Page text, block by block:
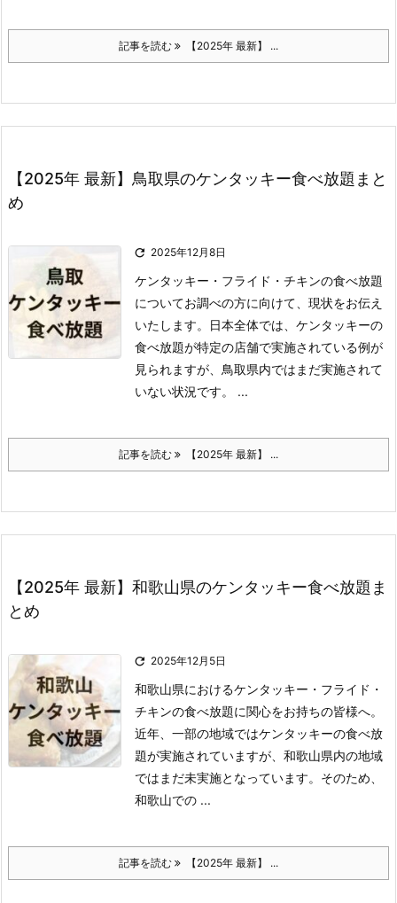
記事を読む 【2025年 最新】 ...
【2025年 最新】鳥取県のケンタッキー食べ放題まと
め
 2025年12月8日
ケンタッキー・フライド・チキンの食べ放題
についてお調べの方に向けて、現状をお伝え
いたします。
日本全体では、ケンタッキーの
食べ放題が特定の店舗で実施されている例が
見られますが、鳥取県内ではまだ実施されて
いない状況です。 ...
記事を読む 【2025年 最新】 ...
【2025年 最新】和歌山県のケンタッキー食べ放題ま
とめ
 2025年12月5日
和歌山県におけるケンタッキー・フライド・
チキンの食べ放題に関心をお持ちの皆様へ。
近年、一部の地域ではケンタッキーの食べ放
題が実施されていますが、和歌山県内の地域
ではまだ未実施となっています。 そのため、
和歌山での ...
記事を読む 【2025年 最新】 ...